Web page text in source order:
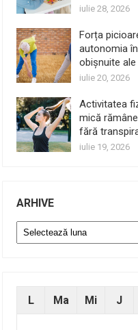
iulie 28, 2026
Forța
autonomia
obișnuite ale
iulie 20, 2026
Activitatea
mică
fără
iulie 19, 2026
ARHIVE
Arhive
L Ma Mi J